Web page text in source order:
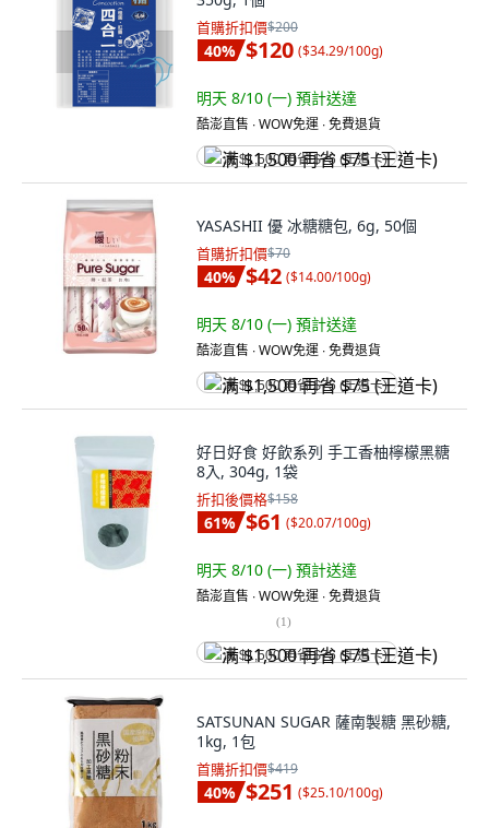
首購折扣價$200
40% $120 ($34.29/100g)
明天 8/10 (一) 預計送達
酷澎直售 ∙ WOW免運 ∙ 免費退貨
满 $1,500 再省 $75 (王道卡)
YASASHII 優 冰糖糖包, 6g, 50個
首購折扣價$70
40% $42 ($14.00/100g)
明天 8/10 (一) 預計送達
酷澎直售 ∙ WOW免運 ∙ 免費退貨
满 $1,500 再省 $75 (王道卡)
好日好食 好飲系列 手工香柚檸檬黑糖
8入, 304g, 1袋
折扣後價格$158
61% $61 ($20.07/100g)
明天 8/10 (一) 預計送達
酷澎直售 ∙ WOW免運 ∙ 免費退貨
(1)
满 $1,500 再省 $75 (王道卡)
SATSUNAN SUGAR 薩南製糖 黑砂糖,
1kg, 1包
首購折扣價$419
40% $251 ($25.10/100g)